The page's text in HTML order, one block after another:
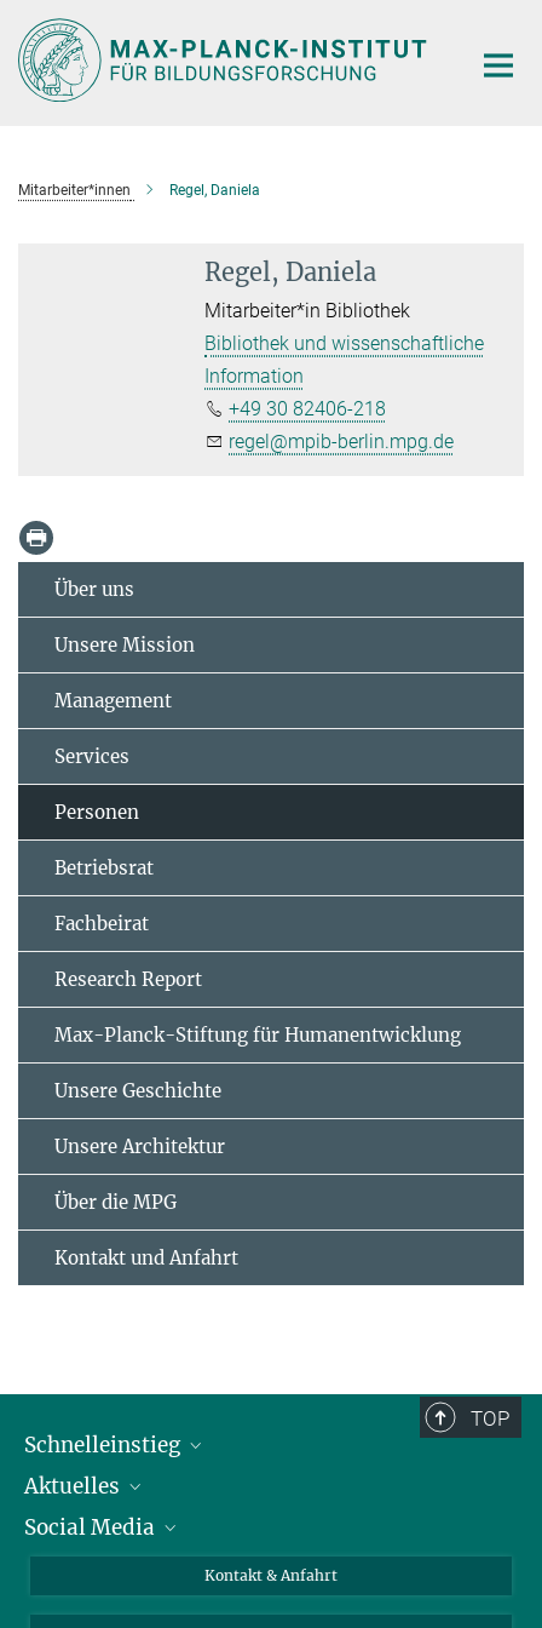
Hauptinhalt
Mitarbeiter*innen Regel, Daniela
Regel, Daniela
Mitarbeiter*in Bibliothek
Bibliothek und wissenschaftliche
Information
+49 30 82406-218
regel@mpib-berlin.mpg.de
Über uns
Unsere Mission
Management
Services
Personen
Betriebsrat
Fachbeirat
Research Report
Max-Planck-Stiftung für Humanentwicklung
Unsere Geschichte
Unsere Architektur
Über die MPG
Kontakt und Anfahrt
TOP
Schnelleinstieg
Personen
Pressebereich
Aktuelles
Stellenangebote
Social Media
Kontakt & Anfahrt